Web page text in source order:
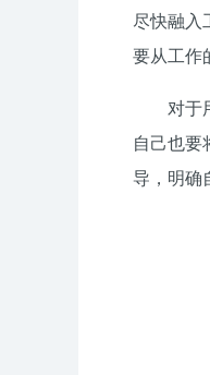
尽快融入
要从工作
对于
自己也要
导，明确